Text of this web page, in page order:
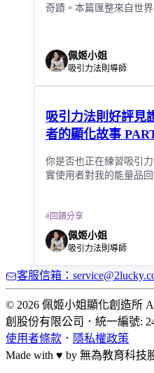
奇蹟。本篇匯整來自世
佩姬小姐
吸引力法則導師
吸引力法則好評見
者的顯化故事
你是否也正在練習吸引
實使用者對我的能量品
#回饋分享
佩姬小姐
吸引力法則導師
客服信箱：
© 2026 佩姬小姐顯化創造所
創股份有限公司 ． 統一編號:
使用者條款 ． 隱私權政策
Made with ♥ by 無為教育科技